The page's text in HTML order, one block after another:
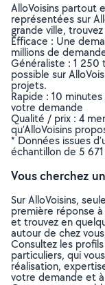
AlloVoisins partout
représentées sur
grande ville,
Efficace : Une
millions de
Généraliste : 1
possible sur
projets.
Rapide : 10
votre demande
Qualité / prix : 4
qu’AlloVoisins
* Données issues
échantillon de 5
Vous cherchez
Sur AlloVoisins,
première réponse
et trouvez en
autour de chez
Consultez les
particuliers, qui
réalisation,
votre demande et